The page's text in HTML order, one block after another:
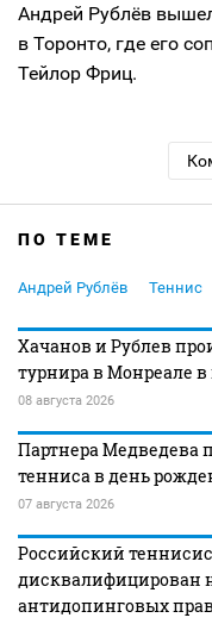
Андрей Рублёв
в Торонто, где его
Тейлор Фриц.
ПО ТЕМЕ
Андрей Рублёв Теннис
Хачанов и Рублев
турнира в Монреале
08 августа 2026
Партнера Медведева
тенниса в день
07 августа 2026
Российский
дисквалифицирован
антидопинговых